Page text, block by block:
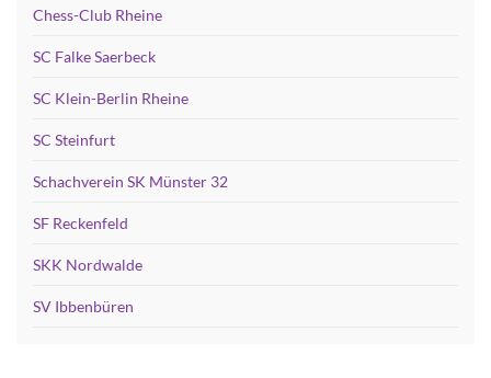
Chess-Club Rheine
SC Falke Saerbeck
SC Klein-Berlin Rheine
SC Steinfurt
Schachverein SK Münster 32
SF Reckenfeld
SKK Nordwalde
SV Ibbenbüren